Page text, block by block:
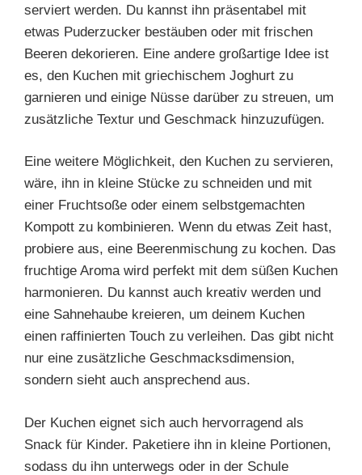
serviert werden. Du kannst ihn präsentabel mit
etwas Puderzucker bestäuben oder mit frischen
Beeren dekorieren. Eine andere großartige Idee ist
es, den Kuchen mit griechischem Joghurt zu
garnieren und einige Nüsse darüber zu streuen, um
zusätzliche Textur und Geschmack hinzuzufügen.
Eine weitere Möglichkeit, den Kuchen zu servieren,
wäre, ihn in kleine Stücke zu schneiden und mit
einer Fruchtsoße oder einem selbstgemachten
Kompott zu kombinieren. Wenn du etwas Zeit hast,
probiere aus, eine Beerenmischung zu kochen. Das
fruchtige Aroma wird perfekt mit dem süßen Kuchen
harmonieren. Du kannst auch kreativ werden und
eine Sahnehaube kreieren, um deinem Kuchen
einen raffinierten Touch zu verleihen. Das gibt nicht
nur eine zusätzliche Geschmacksdimension,
sondern sieht auch ansprechend aus.
Der Kuchen eignet sich auch hervorragend als
Snack für Kinder. Paketiere ihn in kleine Portionen,
sodass du ihn unterwegs oder in der Schule